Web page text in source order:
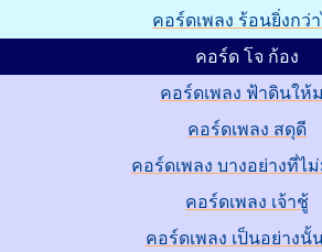
คอร์ดเพลง ร้อนยิ่งกว่
คอร์ด โจ ก้อง
คอร์ดเพลง ฟ้าดินให้
คอร์ดเพลง สดุดี
คอร์ดเพลง บางอย่างที่ไ
คอร์ดเพลง เจ้าชู้
คอร์ดเพลง เป็นอย่างนั้